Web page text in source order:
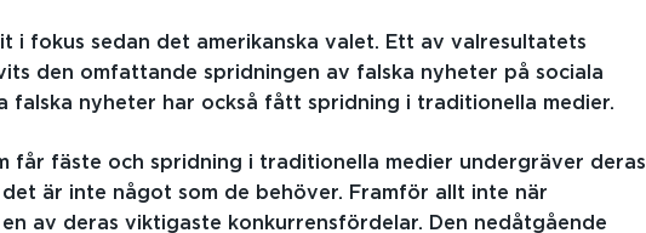
i fokus sedan det amerikanska valet. Ett av valresultatets
den omfattande spridningen av falska nyheter på sociala
falska nyheter har också fått spridning i traditionella medier.
får fäste och spridning i traditionella medier undergräver deras
är inte något som de behöver. Framför allt inte när
av deras viktigaste konkurrensfördelar. Den nedåtgående